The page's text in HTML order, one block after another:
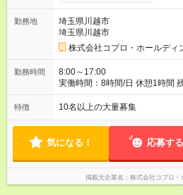
勤務地
埼玉県川越市
埼玉県川越市
株式会社コプロ・ホールディ
勤務時間
8:00～17:00
実働時間：8時間/日 休憩1時間 残業はほとんどなく、定時で帰れ
る日が多い働き方です。 毎日
ので、 「今日やるべき仕事」が
方を大切にしています。
特徴 10名以上の大量募集
気になる！ 応募する
掲載元企業名 株式会社コプロ・